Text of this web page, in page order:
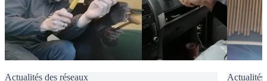
Actualités des réseaux
Actualités